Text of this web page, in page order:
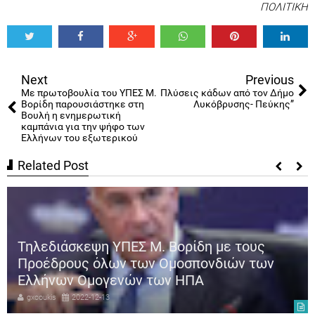
ΠΟΛΙΤΙΚΗ
Next
Με πρωτοβουλία του ΥΠΕΣ Μ.
Βορίδη παρουσιάστηκε στη
Βουλή η ενημερωτική
καμπάνια για την ψήφο των
Ελλήνων του εξωτερικού
Previous
Πλύσεις κάδων από τον Δήμο
Λυκόβρυσης- Πεύκης”
Related Post
Τηλεδιάσκεψη ΥΠΕΣ Μ. Βορίδη με τους
Προέδρους όλων των Ομοσπονδιών των
Ελλήνων Ομογενών των ΗΠΑ
gxcoukis 2022-12-13